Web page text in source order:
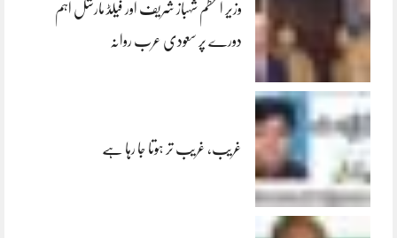
وزیر اعظم شہباز شریف اور فیلڈ مارشل اہم
دورے پر سعودی عرب روانہ
غریب، غریب تر ہوتا جا رہا ہے